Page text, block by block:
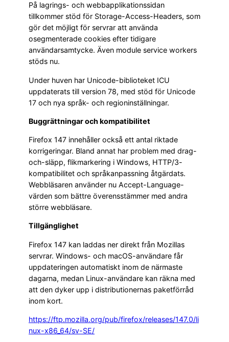
På lagrings- och webbapplikationssidan
tillkommer stöd för Storage-Access-Headers, som
gör det möjligt för servrar att använda
osegmenterade cookies efter tidigare
användarsamtycke. Även module service workers
stöds nu.
Under huven har Unicode-biblioteket ICU
uppdaterats till version 78, med stöd för Unicode
17 och nya språk- och regioninställningar.
Buggrättningar och kompatibilitet
Firefox 147 innehåller också ett antal riktade
korrigeringar. Bland annat har problem med drag-
och-släpp, flikmarkering i Windows, HTTP/3-
kompatibilitet och språkanpassning åtgärdats.
Webbläsaren använder nu Accept-Language-
värden som bättre överensstämmer med andra
större webbläsare.
Tillgänglighet
Firefox 147 kan laddas ner direkt från Mozillas
servrar. Windows- och macOS-användare får
uppdateringen automatiskt inom de närmaste
dagarna, medan Linux-användare kan räkna med
att den dyker upp i distributionernas paketförråd
inom kort.
https://ftp.mozilla.org/pub/firefox/releases/147.0/li
nux-x86_64/sv-SE/